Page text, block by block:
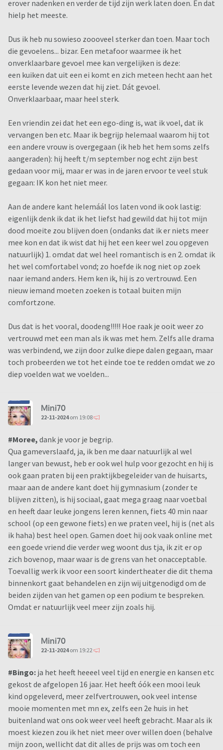
erover nadenken en verder de tijd zijn werk laten doen. En dat
hielp het meeste.
Dus ik heb nu sowieso zoooveel sterker dan toen. Maar toch
die gevoelens... bizar. Een metafoor waarmee ik het
onverklaarbare gevoel mee kan vergelijken is deze:
een kuiken dat uit een ei komt en zich meteen hecht aan het
eerste levende wezen dat hij ziet. Dát gevoel.
Onverklaarbaar, maar heel sterk.
Een vriendin zei dat het een ego-ding is, wat ik voel, dat ik
vervangen ben etc. Maar ik begrijp helemaal waarom hij tot
een andere vrouw is overgegaan (ik heb het hem soms zelfs
aangeraden): hij heeft t/m september nog echt zijn best
gedaan voor mij, maar er was in de jaren ervoor te veel stuk
gegaan: IK kon het niet meer.
Aan de andere kant helemáál los laten vond ik ook lastig:
eigenlijk denk ik dat ik het liefst had gewild dat hij tot mijn
dood moeite zou blijven doen (ondanks dat ik er niets meer
mee kon en dat ik wist dat hij het een keer wel zou opgeven
natuurlijk) 1. omdat dat wel heel romantisch is en 2. omdat ik
het wel comfortabel vond; zo hoefde ik nog niet op zoek
naar iemand anders. Hem ken ik, hij is zo vertrouwd. Een
nieuw iemand moeten zoeken is totaal buiten mijn
comfortzone.
Dus dat is het vooral, doodeng!!!!! Hoe raak je ooit weer zo
vertrouwd met een man als ik was met hem. Zelfs alle drama
was verbindend, we zijn door zulke diepe dalen gegaan, maar
toch probeerden we tot het einde toe te redden omdat we zo
diep voelden wat we voelden...
Mini70
22-11-2024om 19:08
#Moree, dank je voor je begrip.
Qua gameverslaafd, ja, ik ben me daar natuurlijk al wel
langer van bewust, heb er ook wel hulp voor gezocht en hij is
ook gaan praten bij een praktijkbegeleider van de huisarts,
maar aan de andere kant doet hij gymnasium (zonder te
blijven zitten), is hij sociaal, gaat mega graag naar voetbal
en heeft daar leuke jongens leren kennen, fiets 40 min naar
school (op een gewone fiets) en we praten veel, hij is (net als
ik haha) best heel open. Gamen doet hij ook vaak online met
een goede vriend die verder weg woont dus tja, ik zit er op
zich bovenop, maar waar is de grens van het onacceptable.
Toevallig werk ik voor een soort kindertheater die dit thema
binnenkort gaat behandelen en zijn wij uitgenodigd om de
beiden zijden van het gamen op een podium te bespreken.
Omdat er natuurlijk veel meer zijn zoals hij.
Mini70
22-11-2024om 19:22
#Bingo: ja het heeft heeeel veel tijd en energie en kansen etc
gekost de afgelopen 16 jaar. Het heeft óók een mooi leuk
kind opgeleverd, meer zelfvertrouwen, ook veel intense
mooie momenten met mn ex, zelfs een 2e huis in het
buitenland wat ons ook weer veel heeft gebracht. Maar als ik
moest kiezen zou ik het niet meer over willen doen (behalve
mijn zoon, wellicht dat dit alles de prijs was om toch een